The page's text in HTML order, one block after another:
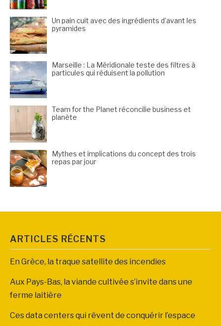
Un pain cuit avec des ingrédients d’avant les
pyramides
Marseille : La Méridionale teste des filtres à
particules qui réduisent la pollution
Team for the Planet réconcilie business et
planète
Mythes et implications du concept des trois
repas par jour
ARTICLES RÉCENTS
En Grèce, la traque satellite des incendies
Aux Pays-Bas, la viande cultivée s’invite dans une
ferme laitière
Ces data centers qui rêvent de conquérir l’espace